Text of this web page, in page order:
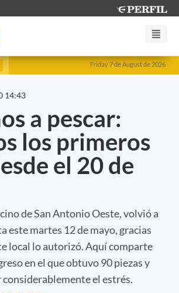
Friday 7 de August de 2026
14:43
a pescar:
los primeros
el 20 de
de San Antonio Oeste, volvió a
este martes 12 de mayo, gracias
local lo autorizó. Aquí comparte
en el que obtuvo 90 piezas y
considerablemente el estrés.